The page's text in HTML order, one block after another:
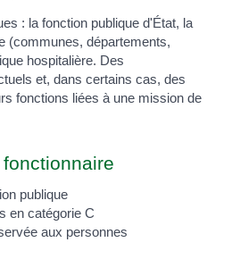
: la fonction publique d'État, la
(communes, départements,
hospitalière. Des
et, dans certains cas, des
fonctions liées à une mission de
publique
en catégorie C
aux personnes